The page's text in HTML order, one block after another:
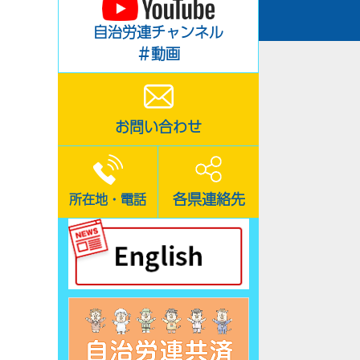
自治労連チャンネル
＃動画
お問い合わせ
所在地・電話 各県連絡先